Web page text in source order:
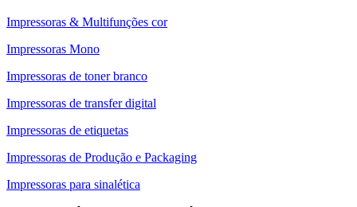
Impressoras & Multifunções cor
Impressoras Mono
Impressoras de toner branco
Impressoras de transfer digital
Impressoras de etiquetas
Impressoras de Produção e Packaging
Impressoras para sinalética